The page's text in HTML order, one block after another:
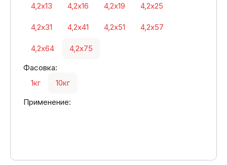
4,2х13
4,2х16 4,2х19 4,2х25
4,2х31 4,2х41 4,2х51 4,2х57
4,2х64
4,2х75
Фасовка:
1кг
10кг
Применение: